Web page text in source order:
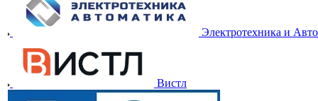
Электротехника и
Вистл